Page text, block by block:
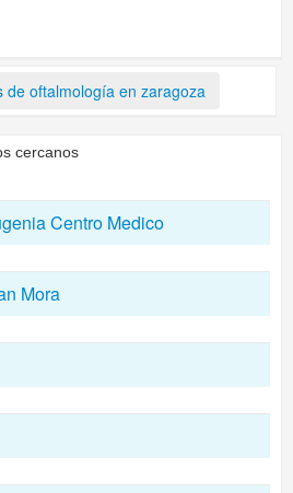
de oftalmología en zaragoza
cercanos
Centro Medico
Mora